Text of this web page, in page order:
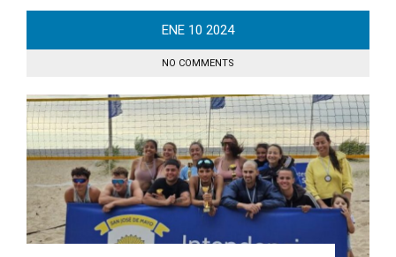
ENE 10 2024
NO COMMENTS